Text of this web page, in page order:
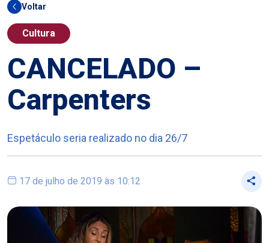
Voltar
Cultura
CANCELADO –
Carpenters
Espetáculo seria realizado no dia 26/7
17 de julho de 2019 às 10:12